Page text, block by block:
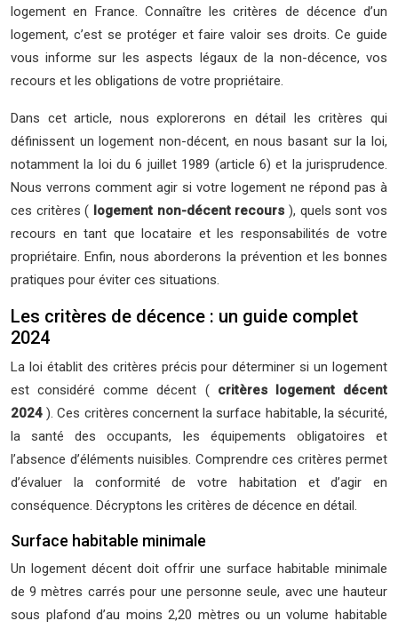
logement en France. Connaître les critères de décence d’un
logement, c’est se protéger et faire valoir ses droits. Ce guide
vous informe sur les aspects légaux de la non-décence, vos
recours et les obligations de votre propriétaire.
Dans cet article, nous explorerons en détail les critères qui
définissent un logement non-décent, en nous basant sur la loi,
notamment la loi du 6 juillet 1989 (article 6) et la jurisprudence.
Nous verrons comment agir si votre logement ne répond pas à
ces critères ( logement non-décent recours ), quels sont vos
recours en tant que locataire et les responsabilités de votre
propriétaire. Enfin, nous aborderons la prévention et les bonnes
pratiques pour éviter ces situations.
Les critères de décence : un guide complet
2024
La loi établit des critères précis pour déterminer si un logement
est considéré comme décent ( critères logement décent
2024). Ces critères concernent la surface habitable, la sécurité,
la santé des occupants, les équipements obligatoires et
l’absence d’éléments nuisibles. Comprendre ces critères permet
d’évaluer la conformité de votre habitation et d’agir en
conséquence. Décryptons les critères de décence en détail.
Surface habitable minimale
Un logement décent doit offrir une surface habitable minimale
de 9 mètres carrés pour une personne seule, avec une hauteur
sous plafond d’au moins 2,20 mètres ou un volume habitable